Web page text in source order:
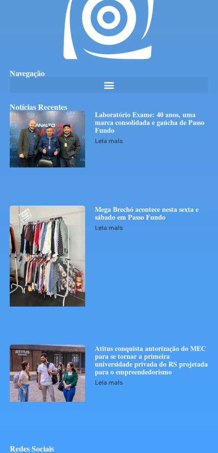
Navegação
Notícias Recentes
Laboratório Exame: 40 anos, uma
marca consolidada e gaúcha de Passo
Fundo
Leia mais
Mega Brechó acontece nesta sexta e
sábado em Passo Fundo
Leia mais
Atitus conquista autorização do MEC
para se tornar a primeira
universidade privada do RS projetada
para o empreendedorismo
Leia mais
Redes Sociais